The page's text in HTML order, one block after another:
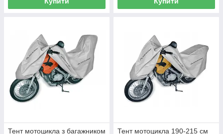
Тент мотоцикла з багажником
Тент мотоцикла 190-215 см